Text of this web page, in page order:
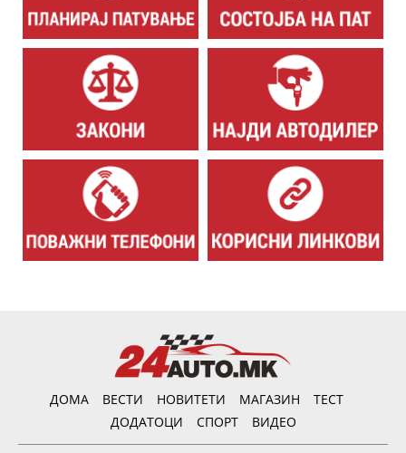
ДОМА ВЕСТИ НОВИТЕТИ МАГАЗИН
ТЕСТ
ДОДАТОЦИ
СПОРТ ВИДЕО